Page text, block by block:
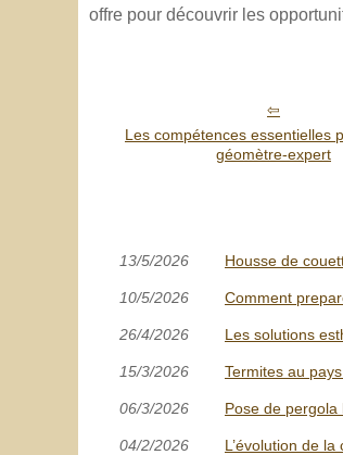
offre pour découvrir les
Les compétences essentielles
géomètre-expert
13/5/2026 Housse de
10/5/2026 Comment
26/4/2026 Les solutions
15/3/2026 Termites au
06/3/2026 Pose de
04/2/2026 L’évolution de